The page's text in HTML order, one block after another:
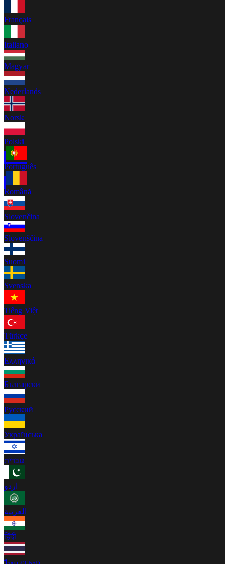
Français
Italiano
Magyar
Nederlands
Norsk
Polski
Português
Română
Slovenčina
Slovenščina
Suomi
Svenska
Tiếng Việt
Türkçe
Ελληνικά
Български
Русский
Українська
עברית
اردو
العربية
हिंदी